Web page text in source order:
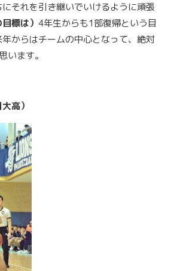
それを引き継いでいけるように頑張
標は） 4年生からも1部復帰という目
からはチームの中心となって、絶対
います。
高）